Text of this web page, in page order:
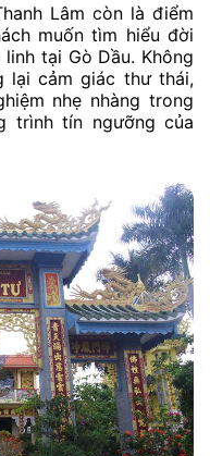
Lâm còn là điểm
muốn tìm hiểu đời
tại Gò Dầu. Không
lại cảm giác thư thái,
nhẹ nhàng trong
trình tín ngưỡng của